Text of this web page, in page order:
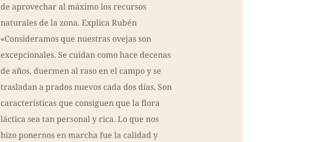
de aprovechar al máximo los recursos
naturales de la zona. Explica Rubén
«Consideramos que nuestras ovejas son
excepcionales. Se cuidan como hace decenas
de años, duermen al raso en el campo y se
trasladan a prados nuevos cada dos días. Son
características que consiguen que la flora
láctica sea tan personal y rica. Lo que nos
hizo ponernos en marcha fue la calidad y